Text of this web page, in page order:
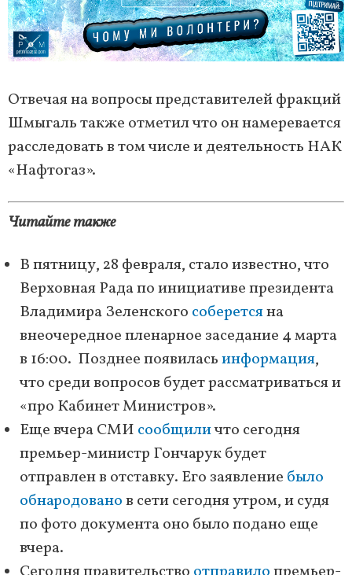
Отвечая на вопросы представителей фракций
Шмыгаль также отметил что он намеревается
расследовать в том числе и деятельность НАК
«Нафтогаз».
Читайте также
В пятницу, 28 февраля, стало известно, что
Верховная Рада по инициативе президента
Владимира Зеленского соберетсяна
внеочередное пленарное заседание 4 марта
в 16:00. Позднее появиласьинформация,
что среди вопросов будет рассматриваться и
«про Кабинет Министров».
Еще вчера СМИ сообщиличто сегодня
премьер-министр Гончарук будет
отправлен в отставку. Его заявление было
обнародованов сети сегодня утром, и судя
по фото документа оно было подано еще
вчера.